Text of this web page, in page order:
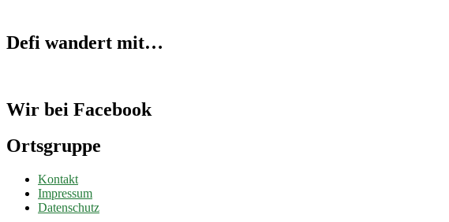
Defi wandert mit…
Wir bei Facebook
Ortsgruppe
Kontakt
Impressum
Datenschutz